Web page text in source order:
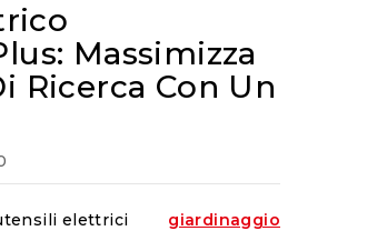
Massimizza
Ricerca Con Un
elettrici
giardinaggio